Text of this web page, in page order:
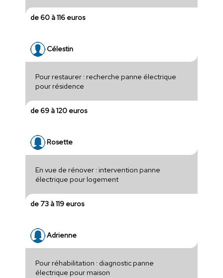
de 60 à 116 euros
Célestin
Pour restaurer : recherche panne électrique
pour résidence
de 69 à 120 euros
Rosette
En vue de rénover : intervention panne
électrique pour logement
de 73 à 119 euros
Adrienne
Pour réhabilitation : diagnostic panne
électrique pour maison